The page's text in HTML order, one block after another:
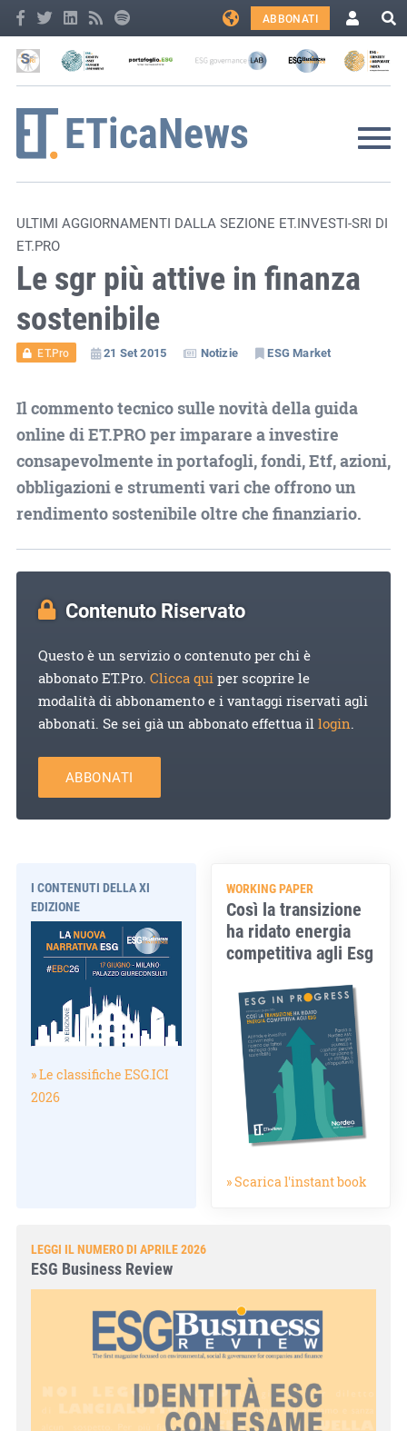
ABBONATI
ULTIMI AGGIORNAMENTI DALLA SEZIONE ET.INVESTI-SRI DI
ET.PRO
Le sgr più attive in finanza
sostenibile
ET.Pro 21 Set 2015 Notizie ESG Market
Il commento tecnico sulle novità della guida
online di ET.PRO per imparare a investire
consapevolmente in portafogli, fondi, Etf, azioni,
obbligazioni e strumenti vari che offrono un
rendimento sostenibile oltre che finanziario.
Contenuto Riservato
Questo è un servizio o contenuto per chi è
abbonato ET.Pro. Clicca quiper scoprire le
modalità di abbonamento e i vantaggi riservati agli
abbonati. Se sei già un abbonato effettua illogin.
ABBONATI
I CONTENUTI DELLA XI
EDIZIONE
» Le classifiche ESG.ICI
2026
WORKING PAPER
Così la transizione
ha ridato energia
competitiva agli Esg
» Scarica l'instant book
LEGGI IL NUMERO DI APRILE 2026
ESG Business Review